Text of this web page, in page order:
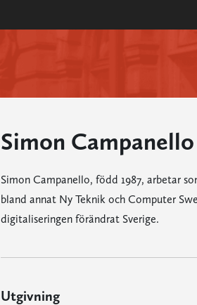
Simon Campanello
Simon Campanello, född 1987, arbetar
bland annat Ny Teknik och Computer
digitaliseringen förändrat Sverige.
Utgivning